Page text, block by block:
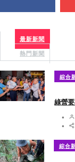
最新新聞
熱門新聞
綜合
綠營
綜合